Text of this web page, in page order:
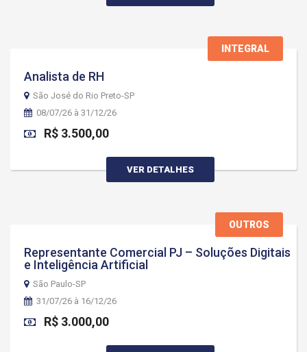
INTEGRAL
Analista de RH
São José do Rio Preto-SP
08/07/26 à 31/12/26
R$ 3.500,00
VER DETALHES
OUTROS
Representante Comercial PJ – Soluções Digitais
e Inteligência Artificial
São Paulo-SP
31/07/26 à 16/12/26
R$ 3.000,00